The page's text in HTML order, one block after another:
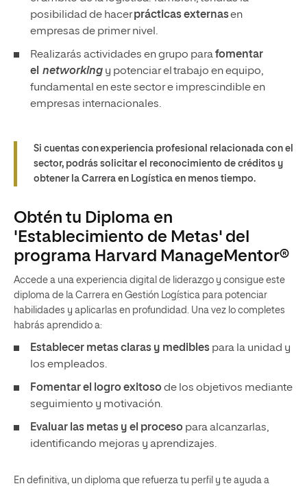
posibilidad de hacerprácticas externasen
empresas de primer nivel.
Realizarás actividades en grupo parafomentar
el networking y potenciar el trabajo en equipo,
fundamental en este sector e imprescindible en
empresas internacionales.
Si cuentas con experiencia profesional relacionada con el
sector, podrás solicitar el reconocimiento de créditos y
obtener la Carrera en Logística en menos tiempo.
Obtén tu Diploma en
'Establecimiento de Metas' del
programa Harvard ManageMentor®
Accede a una experiencia digital de liderazgo y consigue este
diploma de la Carrera en Gestión Logística para potenciar
habilidades y aplicarlas en profundidad. Una vez lo completes
habrás aprendido a:
Establecer metas claras y medibles para la unidad y
los empleados.
Fomentar el logro exitosode los objetivos mediante
seguimiento y motivación.
Evaluar las metas y el proceso para alcanzarlas,
identificando mejoras y aprendizajes.
En definitiva, un diploma que refuerza tu perfil y te ayuda a